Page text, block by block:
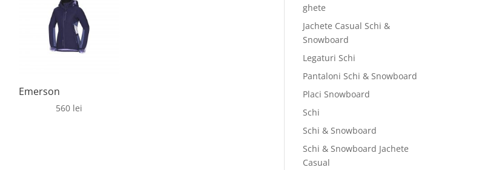
Emerson
560 lei
ghete
Jachete Casual Schi &
Snowboard
Legaturi Schi
Pantaloni Schi & Snowboard
Placi Snowboard
Schi
Schi & Snowboard
Schi & Snowboard Jachete
Casual